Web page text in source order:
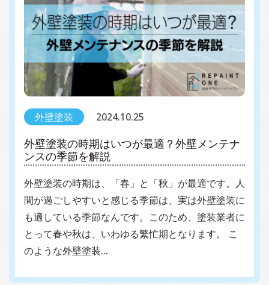
外壁塗装 2024.10.25
外壁塗装の時期はいつが最適？外壁メンテナ
ンスの季節を解説
外壁塗装の時期は、「春」と「秋」が最適です。人
間が過ごしやすいと感じる季節は、実は外壁塗装に
も適している季節なんです。このため、塗装業者に
とって春や秋は、いわゆる繁忙期となります。 こ
のような外壁塗装…